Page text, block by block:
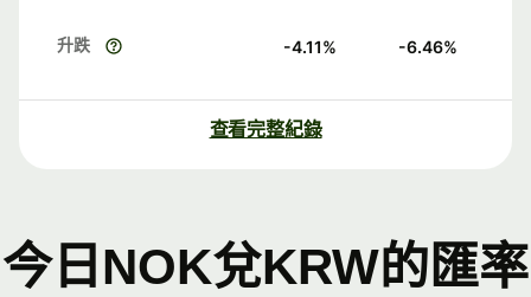
升跌 -4.11% -6.46%
查看完整紀錄
今日NOK兌KRW的匯率